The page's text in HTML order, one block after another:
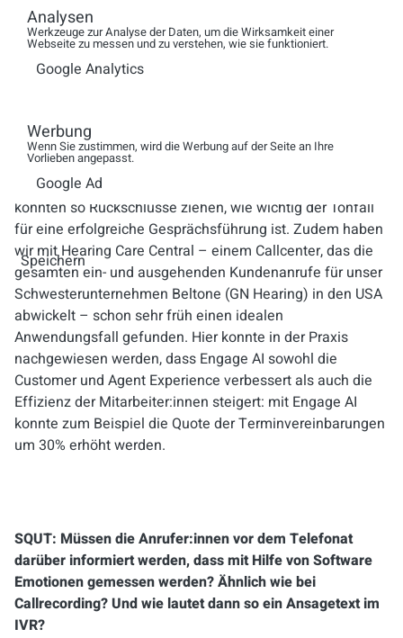
SQUT: Wie wurde die Wirksamkeit von Engage AI
Patrick Novotny: Wir haben 700.000 Kundengespräche,
bei denen Engage AI verwendet wurde, analysiert. Von
diesen 700.000 Gesprächen haben wir die Top 10 % mit
den besten Stimmungsscores genauer angeschaut und
konnten so Rückschlüsse ziehen, wie wichtig der Tonfall
für eine erfolgreiche Gesprächsführung ist. Zudem haben
wir mit Hearing Care Central – einem Callcenter, das die
gesamten ein- und ausgehenden Kundenanrufe für unser
Schwesterunternehmen Beltone (GN Hearing) in den USA
abwickelt – schon sehr früh einen idealen
Anwendungsfall gefunden. Hier konnte in der Praxis
nachgewiesen werden, dass Engage AI sowohl die
Customer und Agent Experience verbessert als auch die
Effizienz der Mitarbeiter:innen steigert: mit Engage AI
konnte zum Beispiel die Quote der Terminvereinbarungen
um 30% erhöhtwerden.
SQUT: Müssen die Anrufer:innen vor dem Telefonat
darüber informiert werden, dass mit Hilfe von Software
Emotionen gemessen werden? Ähnlich wie bei
Callrecording? Und wie lautet dann so ein Ansagetext im
IVR?
Analysen
Werkzeuge zur Analyse der Daten, um die Wirksamkeit einer
Webseite zu messen und zu verstehen, wie sie funktioniert.
Google Analytics
Werbung
Wenn Sie zustimmen, wird die Werbung auf der Seite an Ihre
Vorlieben angepasst.
Google Ad
Speichern